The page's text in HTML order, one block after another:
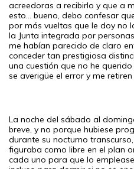
acreedoras a recibirlo y que a
esto... bueno, debo confesar
por más vueltas que le doy no
la Junta integrada por
me habían parecido de claro
conceder tan prestigiosa
una cuestión que no he
se averigüe el error y me
La noche del sábado al
breve, y no porque hubiese
durante su nocturno
figuraba como libre en el plan
cada uno para que lo